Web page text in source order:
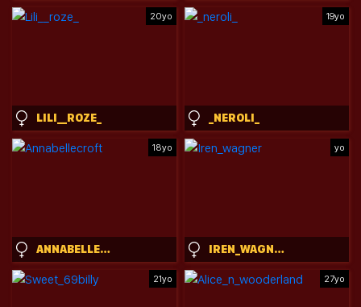
20yo
LILI__ROZE_
19yo
_NEROLI_
18yo
ANNABELLECROFT
yo
IREN_WAGNER
21yo 27yo